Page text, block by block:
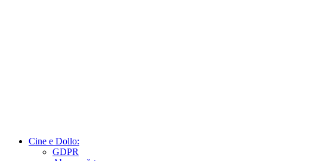
Cine e Dollo:
GDPR